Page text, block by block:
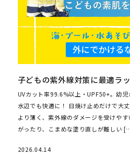
子どもの紫外線対策に最適ラ
UVカット率99.6%以上・UPF50+。幼
水辺でも快適に！ 日焼け止めだけで大
より薄く、紫外線のダメージを受けや
がったり、こまめな塗り直しが難しい
2026.04.14